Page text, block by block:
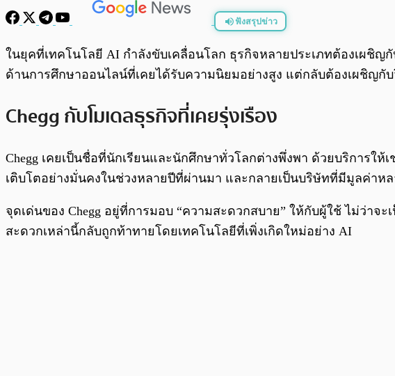
ฟังสรุปข่าว
พร้อมเล่น
ในยุคที่เทคโนโลยี AI กำลังขับเคลื่อนโลก ธุรกิจหลายประเภทต้องเผชิญ
ด้านการศึกษาออนไลน์ที่เคยได้รับความนิยมอย่างสูง แต่กลับต้องเผชิญกับ
Chegg กับโมเดลธุรกิจที่เคยรุ่งเรือง
Chegg เคยเป็นชื่อที่นักเรียนและนักศึกษาทั่วโลกต่างพึ่งพา ด้วยบริการใ
เติบโตอย่างมั่นคงในช่วงหลายปีที่ผ่านมา และกลายเป็นบริษัทที่มีมูลค่าห
จุดเด่นของ Chegg อยู่ที่การมอบ “ความสะดวกสบาย” ให้กับผู้ใช้ ไม่ว่า
สะดวกเหล่านี้กลับถูกท้าทายโดยเทคโนโลยีที่เพิ่งเกิดใหม่อย่าง AI